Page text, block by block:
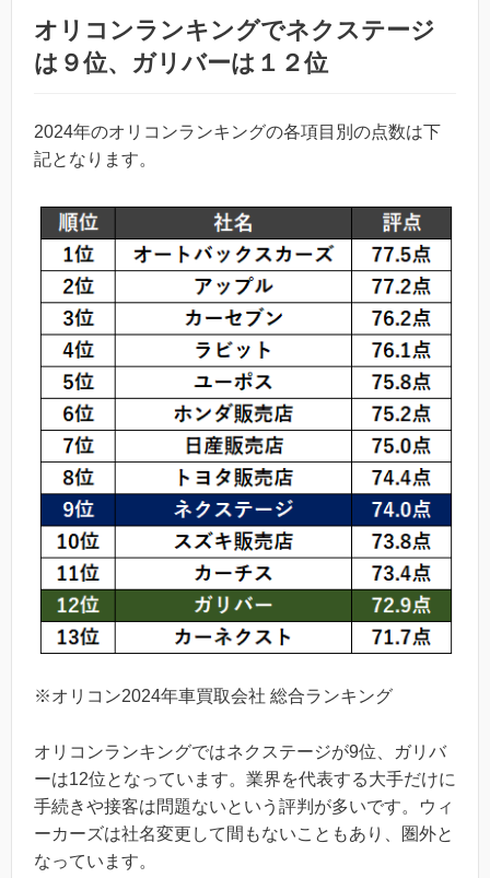
オリコンランキングでネクステージ
は９位、ガリバーは１２位
2024年のオリコンランキングの各項目別の点数は下
記となります。
※オリコン2024年車買取会社 総合ランキング
オリコンランキングではネクステージが9位、ガリバ
ーは12位となっています。業界を代表する大手だけに
手続きや接客は問題ないという評判が多いです。ウィ
ーカーズは社名変更して間もないこともあり、圏外と
なっています。